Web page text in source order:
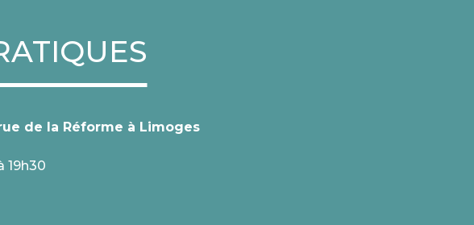
de la Réforme à Limoges
19h30